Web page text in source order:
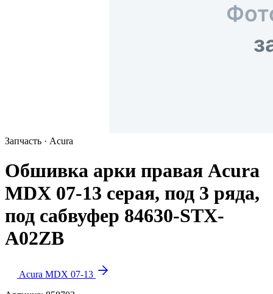
Запчасть · Acura
Обшивка арки правая Acura
MDX 07-13 серая, под 3 ряда,
под сабвуфер 84630-STX-
A02ZB
Acura MDX 07-13